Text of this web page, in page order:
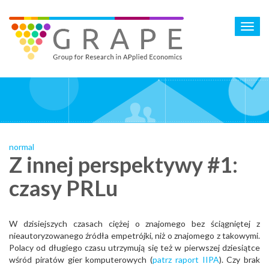
main
content
normal
Z innej perspektywy #1:
czasy PRLu
W dzisiejszych czasach ciężej o znajomego bez ściągniętej z
nieautoryzowanego źródła empetrójki, niż o znajomego z takowymi.
Polacy od długiego czasu utrzymują się też w pierwszej dziesiątce
wśród piratów gier komputerowych (patrz raport IIPA). Czy brak